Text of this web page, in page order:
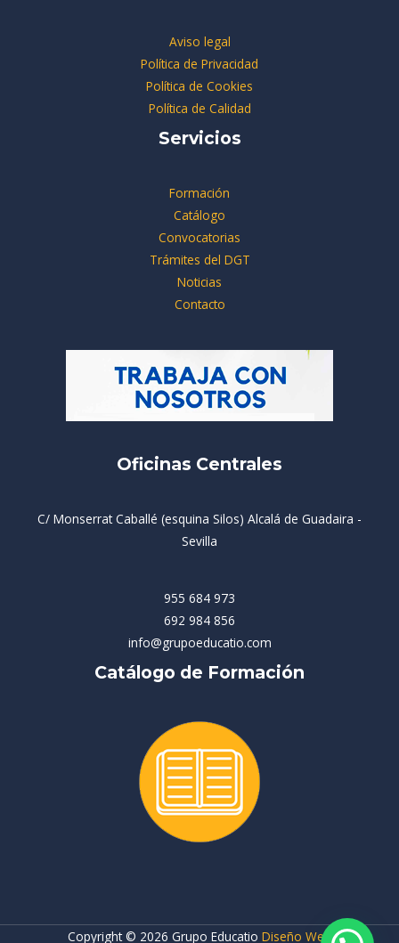
Aviso legal
Política de Privacidad
Política de Cookies
Política de Calidad
Servicios
Formación
Catálogo
Convocatorias
Trámites del DGT
Noticias
Contacto
Oficinas Centrales
C/ Monserrat Caballé (esquina Silos) Alcalá de Guadaira -
Sevilla
955 684 973
692 984 856
info@grupoeducatio.com
Catálogo de Formación
Copyright © 2026 Grupo Educatio Diseño Web